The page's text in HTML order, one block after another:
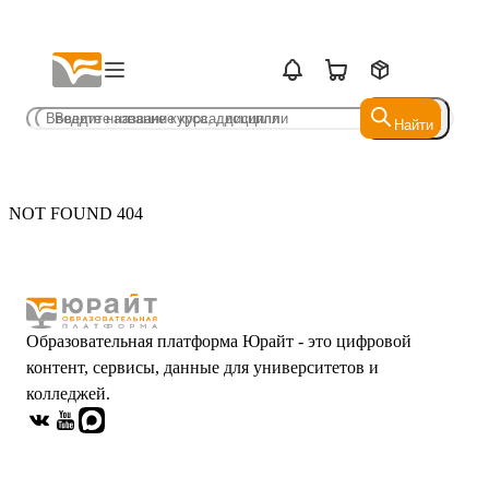
Найти
Найти
NOT FOUND 404
Образовательная платформа Юрайт - это цифровой
контент, сервисы, данные для университетов и
колледжей.